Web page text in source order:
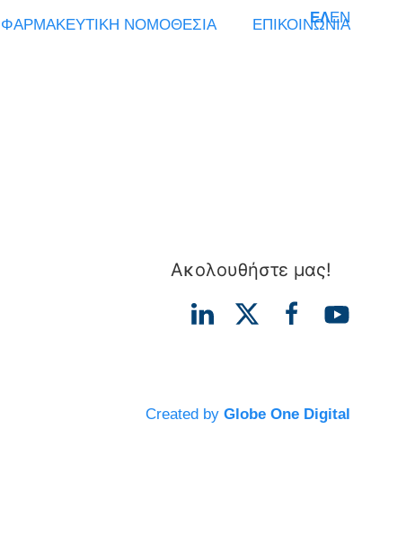
ΕΛEN
ΦΑΡΜΑΚΕΥΤΙΚΗ ΝΟΜΟΘΕΣΙΑ ΕΠΙΚΟΙΝΩΝΙΑ
Ακολουθήστε μας!
Created by Globe One Digital